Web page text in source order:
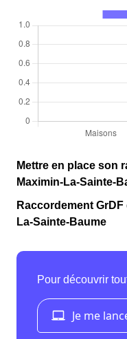
Mettre en place son
Maximin-La-Sainte-
Raccordement
La-Sainte-Baume